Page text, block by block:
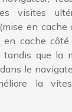
visites
en cache
en cache
tandis que la
le
la